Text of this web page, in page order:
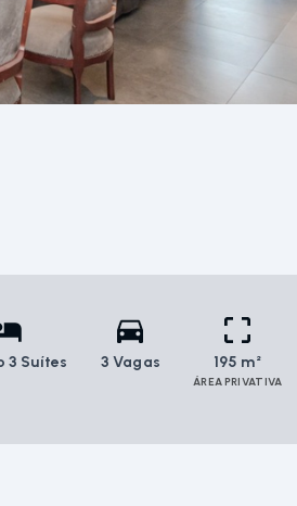
3 Suítes 3 Vagas 195 m²
ÁREA PRIVATIVA